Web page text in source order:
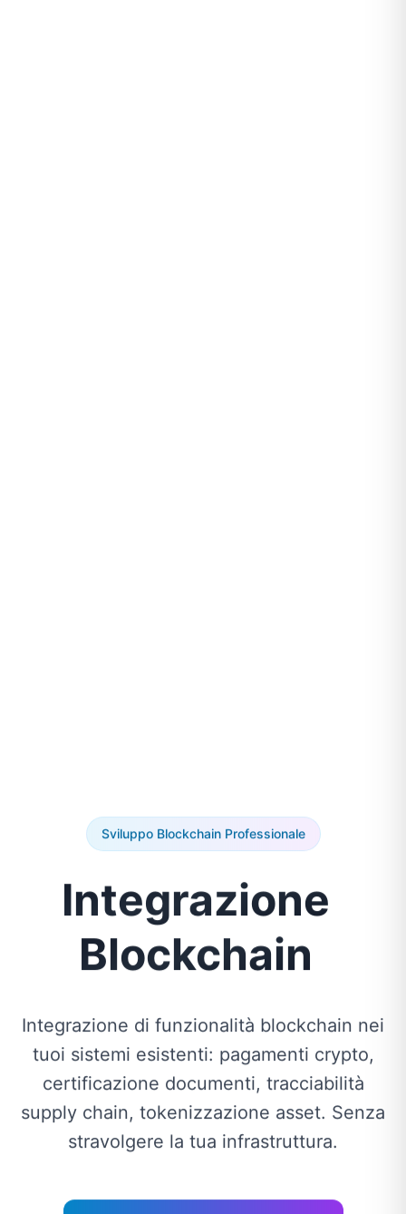
Sviluppo Blockchain Professionale
Integrazione
Blockchain
Integrazione di funzionalità blockchain nei
tuoi sistemi esistenti: pagamenti crypto,
certificazione documenti, tracciabilità
supply chain, tokenizzazione asset. Senza
stravolgere la tua infrastruttura.